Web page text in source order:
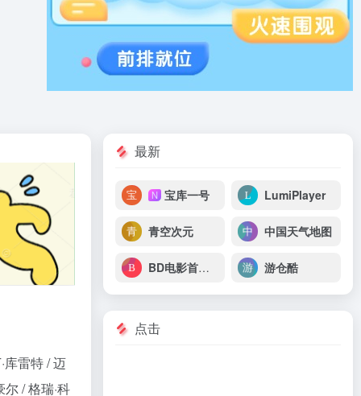
库雷特 / 迈
尔 / 格瑞·科
最新
N 宝库一号 LumiPlayer
青空次元 中国天气地图
BD电影首发站 游仓酷
点击